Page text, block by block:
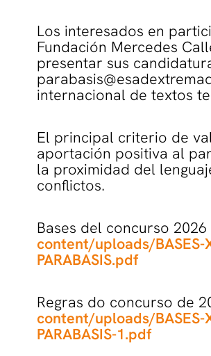
Los interesados en
Fundación Mercedes
presentar sus
internacional de textos
El principal criterio de
aportación positiva al
la proximidad del
conflictos.
Bases del concurso 2026
content/uploads/BASES-
PARABASIS.pdf
Regras do concurso de
content/uploads/BASES-
PARABASIS-1.pdf